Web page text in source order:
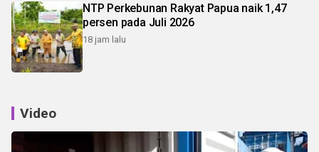
NTP Perkebunan Rakyat Papua naik 1,47
persen pada Juli 2026
18 jam lalu
Video